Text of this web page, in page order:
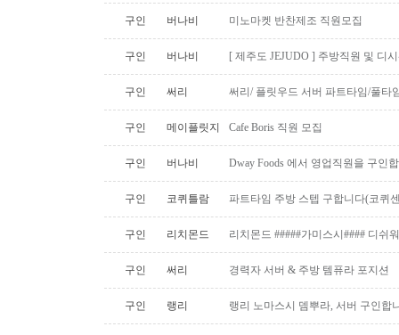
구인 버나비 미노마켓 반찬제조 직원모집
구인 버나비 [ 제주도 JEJUDO ] 주방직원 및 디
구인 써리 써리/ 플릿우드 서버 파트타임/풀타
구인 메이플릿지 Cafe Boris 직원 모집
구인 버나비 Dway Foods 에서 영업직원을 구인
구인 코퀴틀람 파트타임 주방 스텝 구합니다(코퀴
구인 리치몬드 리치몬드 #####가미스시#### 디쉬
구인 써리 경력자 서버 & 주방 템퓨라 포지션
구인 랭리 랭리 노마스시 뎀뿌라, 서버 구인합